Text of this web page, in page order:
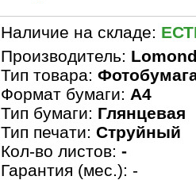
Наличие на складе:
Производитель:
Тип товара:
Формат бумаги: A4
Тип бумаги: Глянцевая
Тип печати: Струйный
Кол-во листов: -
Гарантия (мес.): -